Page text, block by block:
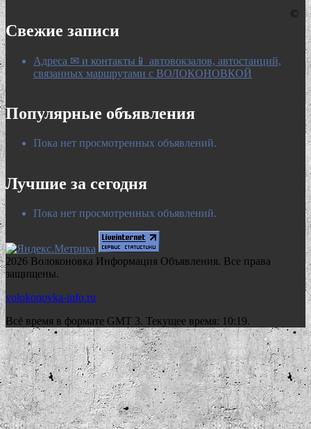
Свежие записи
Адреса ✉ и контакты📱 автовокзалов, автостанций,
связанных маршрутами с ВОЛОКОНОВКОЙ
Популярные объявления
Пока нет просмотренных объявлений.
Лучшие за сегодня
Пока нет просмотренных объявлений.
©
2026 Волоконовка Информация Объявления. Все права
защищены.
volokonovka-info.ru
Всё время в формате GMT 3. Текущее время: 10:19.